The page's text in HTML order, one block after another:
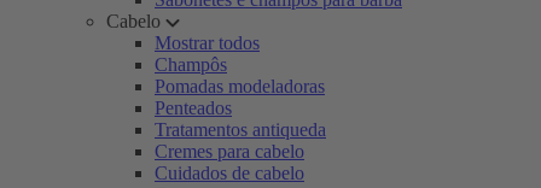
Cabelo
Mostrar todos
Champôs
Pomadas modeladoras
Penteados
Tratamentos antiqueda
Cremes para cabelo
Cuidados de cabelo